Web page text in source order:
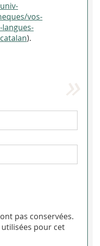
vos-
).
pas conservées.
pour cet